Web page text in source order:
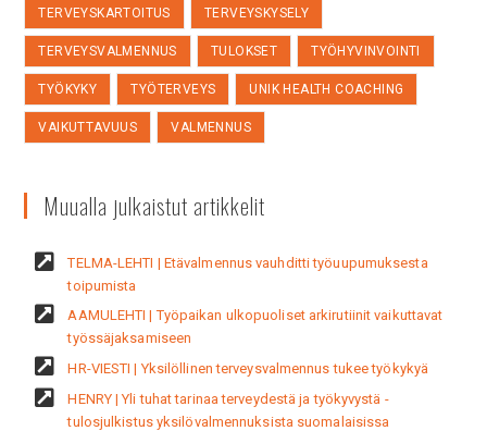
TERVEYSKARTOITUS TERVEYSKYSELY
TERVEYSVALMENNUS TULOKSET TYÖHYVINVOINTI
TYÖKYKY TYÖTERVEYS UNIK HEALTH COACHING
VAIKUTTAVUUS VALMENNUS
Muualla julkaistut artikkelit
TELMA-LEHTI | Etävalmennus vauhditti työuupumuksesta
toipumista
AAMULEHTI | Työpaikan ulkopuoliset arkirutiinit vaikuttavat
työssäjaksamiseen
HR-VIESTI | Yksilöllinen terveysvalmennus tukee työkykyä
HENRY | Yli tuhat tarinaa terveydestä ja työkyvystä -
tulosjulkistus yksilövalmennuksista suomalaisissa